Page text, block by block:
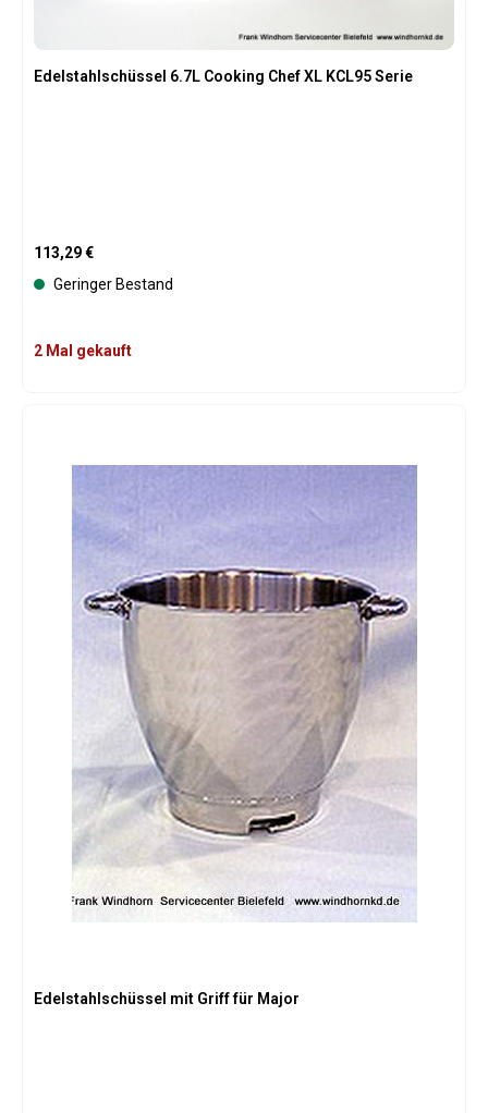
Edelstahlschüssel 6.7L Cooking Chef XL KCL95 Serie
Regulärer Preis:
113,29 €
Geringer Bestand
2 Mal gekauft
Edelstahlschüssel mit Griff für Major